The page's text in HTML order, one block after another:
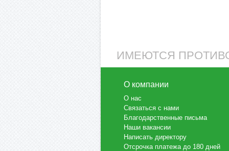
ИМЕЮТСЯ
О компании
О нас
Связаться с нами
Благодарственные письма
Наши вакансии
Написать директору
Отсрочка платежа до 180 дней